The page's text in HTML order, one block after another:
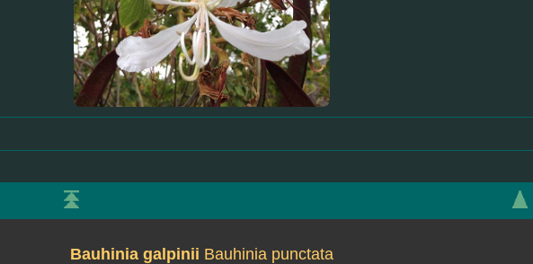
Bauhinia galpinii Bauhinia punctata